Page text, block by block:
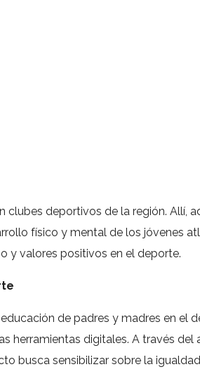
deportivos de la región. Allí,
físico y mental de los jóvenes
y valores positivos en el deporte.
de padres y madres en el
herramientas digitales. A través
busca sensibilizar sobre la